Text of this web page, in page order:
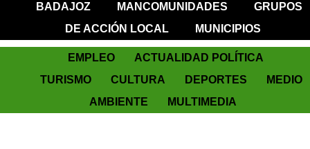
BADAJOZ
MANCOMUNIDADES
GRUPOS
DE ACCIÓN LOCAL
MUNICIPIOS
EMPLEO
ACTUALIDAD POLÍTICA
TURISMO
CULTURA DEPORTES
MEDIO
AMBIENTE
MULTIMEDIA